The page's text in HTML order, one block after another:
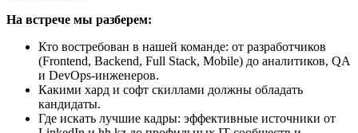
На встрече мы разберем:
Кто востребован в нашей команде: от разработчиков
(Frontend, Backend, Full Stack, Mobile) до аналитиков, QA
и DevOps-инженеров.
Какими хард и софт скиллами должны обладать
кандидаты.
Где искать лучшие кадры: эффективные источники от